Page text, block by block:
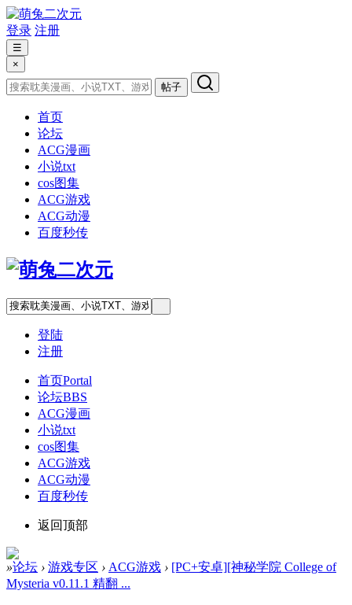
登录 注册
☰
×
帖子
首页
论坛
ACG漫画
小说txt
cos图集
ACG游戏
ACG动漫
百度秒传
登陆
注册
首页Portal
论坛BBS
ACG漫画
小说txt
cos图集
ACG游戏
ACG动漫
百度秒传
返回顶部
»论坛 › 游戏专区 › ACG游戏 › [PC+安卓][神秘学院 College of
Mysteria v0.11.1 精翻 ...